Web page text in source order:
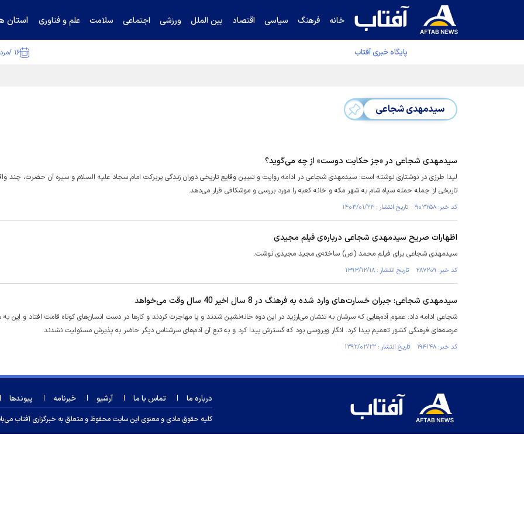
خانه فرهنگ سیاسی اقتصاد بین الملل ورزشی اجتماعی سلامت علم و فناوری استان
پایگاه خبری آفتاب ۱۶ /مرداد /۱۴۰۵
سیدمهدی شجاعی
سیدمهدی شجاعی در «جز حکایت دوست» از چه می‌گوید؟
لیدا طرزی در نوشتاری نوشته است: سیدمهدی شجاعی در ادامه روایت و تبیین وقایع تاریخی دوران زندگی پربرکت امام سجاد علیه السلام و سیره آن حضرت، چند
تاریخی از جمله حمله سپاه شام به شهر مکه و خانه کعبه را مورد بررسی و موشکافی قرار می‌دهد.
کد خبر: ۹۰۳۲۵۸ تاریخ انتشار : ۱۴۰۳/۰۱/۲۳
اظهارات صریح سیدمهدی شجاعی درباره‌ی فیلم مجیدی
سیدمهدی شجاعی برای فیلم محمد (ص) ساخته‌ی مجید مجیدی نوشت.
کد خبر: ۲۸۷۲۰۹ تاریخ انتشار : ۱۳۹۳/۱۲/۱۸
سیدمهدی شجاعی: جبران خسارت‌های وارد شده به فرهنگ در 8 سال اخیر 40 سال وقت می‌خواهد
شجاعی ادامه داد: عموم آدم‌هایی که سرشان به تنشان می‌ارزید در این دوه خانه‌نشین شدند و یا مهاجرت کردند و کارها در دست انسان‌های کوتاه قامت افتاد و این
عرصه‌های فرهنگی کشور تعمیم پیدا کرد. انگار ویروسی بود که گسترش پیدا کرد و به تبع آن آدم‌های سرشناس دیگر حاضر به پذیرش مسئولیت نشدند.
کد خبر: ۱۹۴۱۴۸ تاریخ انتشار : ۱۳۹۲/۰۲/۲۲
درباره ما تماس با ما آرشیو خبرنامه پیوندها
کلیه حقوق مادی و معنوی این سایت محفوظ و متعلق به خبرگزاری آفتاب